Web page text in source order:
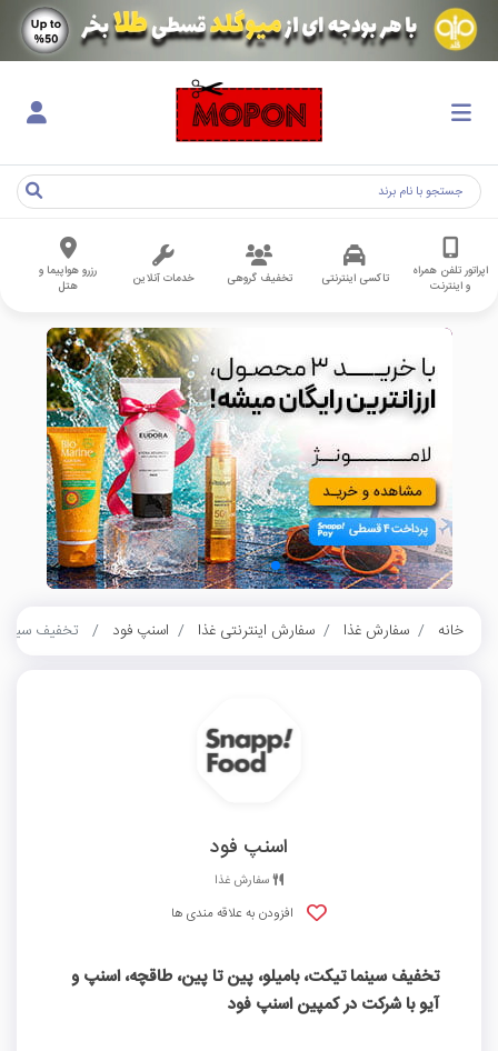
اپراتور تلفن همراه
و اینترنت
تاکسی اینترنتی تخفیف گروهی خدمات آنلاین
رزرو هواپیما و
هتل
خانه سفارش غذا سفارش اینترنتی غذا اسنپ فود تخفیف
اسنپ فود
سفارش غذا
افزودن به علاقه مندی ها
تخفیف سینما تیکت، بامیلو، پین تا پین، طاقچه، اسنپ و
آیو با شرکت در کمپین اسنپ فود